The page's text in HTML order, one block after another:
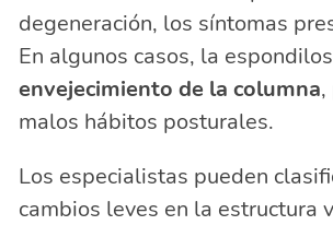
degeneración, los síntomas
En algunos casos, la
envejecimiento de la columna
malos hábitos posturales.
Los especialistas pueden
cambios leves en la estructura